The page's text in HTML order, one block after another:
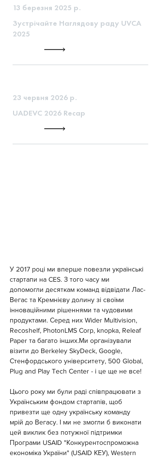
13 березня 2025 р.
Зустрічайте Наглядову раду UVCA
2025
23 червня 2026 р.
UADEVC 2026 Recap
У 2017 році ми вперше повезли українські
стартапи на CES. З того часу ми
допомогли десяткам команд відвідати Лас-
Вегас та Кремнієву долину зі своїми
інноваційними рішеннями та чудовими
продуктами. Серед них Wider Multivision,
Recoshelf, PhotonLMS Corp, knopka, Releaf
Paper та багато інших.Ми організували
візити до Berkeley SkyDeck, Google,
Стенфордського університету, 500 Global,
Plug and Play Tech Center - і це ще не все!
Цього року ми були раді співпрацювати з
Українським фондом стартапів, щоб
привезти ще одну українську команду
мрій до Вегасу. І ми не змогли б виконати
цей виклик без потужної підтримки
Програми USAID "Конкурентоспроможна
економіка України" (USAID КЕУ), Western